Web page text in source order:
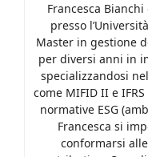
Francesca
presso
Master in gestione
per diversi anni in
specializzandosi
come MIFID II e
normative ESG
Francesca si
conformarsi